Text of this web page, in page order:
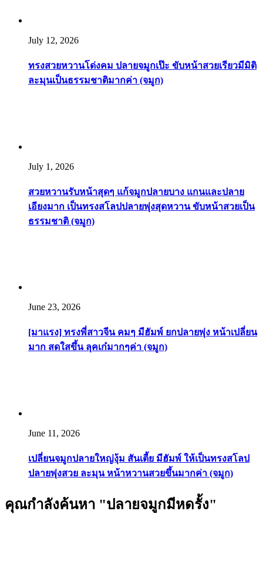
July 12, 2026
ทรงสวยหวานโด่งคม ปลายจมูกเป๊ะ ขับหน้าสวยเรียวมีมิติ
ละมุนเป็นธรรมชาติมากค่า (จมูก)
July 1, 2026
สวยหวานรับหน้าสุดๆ แก้จมูกปลายบาง แกนและปลาย
เอียงมาก เป็นทรงสโลปปลายพุ่งสุดหวาน ขับหน้าสวยเป็น
ธรรมชาติ (จมูก)
June 23, 2026
[มาแรง] ทรงพี่สาวจีน คมๆ มีฮัมพ์ ยกปลายพุ่ง หน้าเปลี่ยน
มาก สดใสขึ้น ลุคเก๋มากๆค่า (จมูก)
June 11, 2026
เปลี่ยนจมูกปลายใหญ่งุ้ม สันเตี้ย มีฮัมพ์ ให้เป็นทรงสโลป
ปลายพุ่งสวย ละมุน หน้าหวานสวยขึ้นมากค่า (จมูก)
คุณกำลังค้นหา "ปลายจมูกมีหดรั้ง"